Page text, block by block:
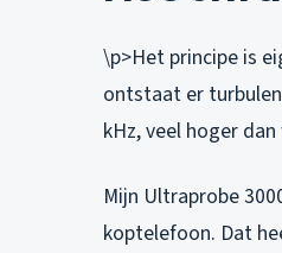
\p>Het principe is
ontstaat er
kHz, veel hoger
Mijn Ultraprobe
koptelefoon. Dat